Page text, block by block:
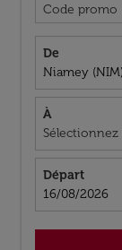
Code promo
De
Niamey
À
Départ
fc-booking-
16/08/2026